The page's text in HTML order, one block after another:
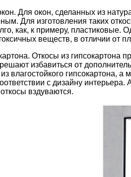
Для окон, сделанных из
Для изготовления таких
как, к примеру, пластиковые.
веществ, в отличии от
Откосы из
избавиться от
влагостойкого гипсокартона,
с дизайну
вздуваются.